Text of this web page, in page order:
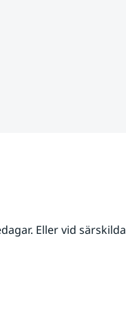
Eller vid särskilda